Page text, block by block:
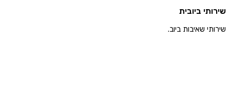
שירותי ביובית
שירותי שאיבות ביוב.